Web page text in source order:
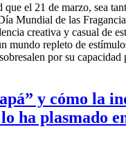
que el 21 de marzo, sea
Mundial de las
creativa y casual de
mundo repleto de
por su capacidad
y cómo la
ha plasmado